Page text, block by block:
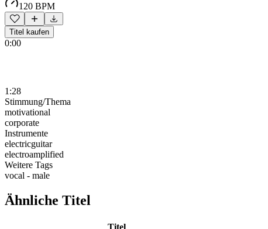
120 BPM
Titel kaufen
0:00
1:28
Stimmung/Thema
motivational
corporate
Instrumente
electricguitar
electroamplified
Weitere Tags
vocal - male
Ähnliche Titel
Titel